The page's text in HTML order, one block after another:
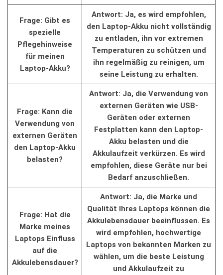
Frage: Gibt es
spezielle
Pflegehinweise
für meinen
Laptop-Akku?
Antwort: Ja, es wird empfohlen,
den Laptop-Akku‌ nicht vollständig
zu entladen, ⁢ihn vor‌ extremen
⁤Temperaturen zu schützen und
ihn regelmäßig ​zu reinigen, um
⁣seine Leistung zu erhalten.
Frage: Kann die
Verwendung‍ von
externen Geräten‍
den ‌Laptop-Akku
belasten?
Antwort:⁣ Ja, die​ Verwendung von
⁢externen Geräten ​wie ‌USB-
Geräten oder externen
Festplatten kann‍ den ⁤Laptop-
Akku belasten und die
Akkulaufzeit ⁤verkürzen.⁤ Es wird
empfohlen, diese Geräte nur‍ bei
Bedarf anzuschließen.
Frage: ‌Hat ‌die
Marke​ meines
Laptops Einfluss
auf die
Akkulebensdauer?
Antwort: Ja, ⁣die Marke und
Qualität Ihres Laptops ⁣können die⁣
Akkulebensdauer‌ beeinflussen. Es
wird​ empfohlen, hochwertige
Laptops von bekannten Marken zu
wählen, um die beste Leistung⁣
und Akkulaufzeit zu